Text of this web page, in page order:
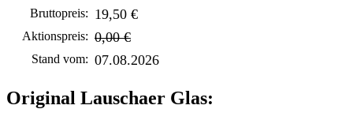
Bruttopreis: 19,50 €
Aktionspreis: 0,00 €
Stand vom: 07.08.2026
Original Lauschaer Glas: